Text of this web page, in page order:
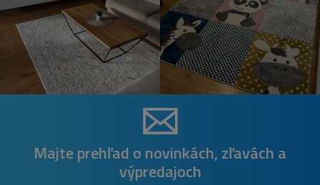
Majte prehľad o novinkách, zľavách a
výpredajoch